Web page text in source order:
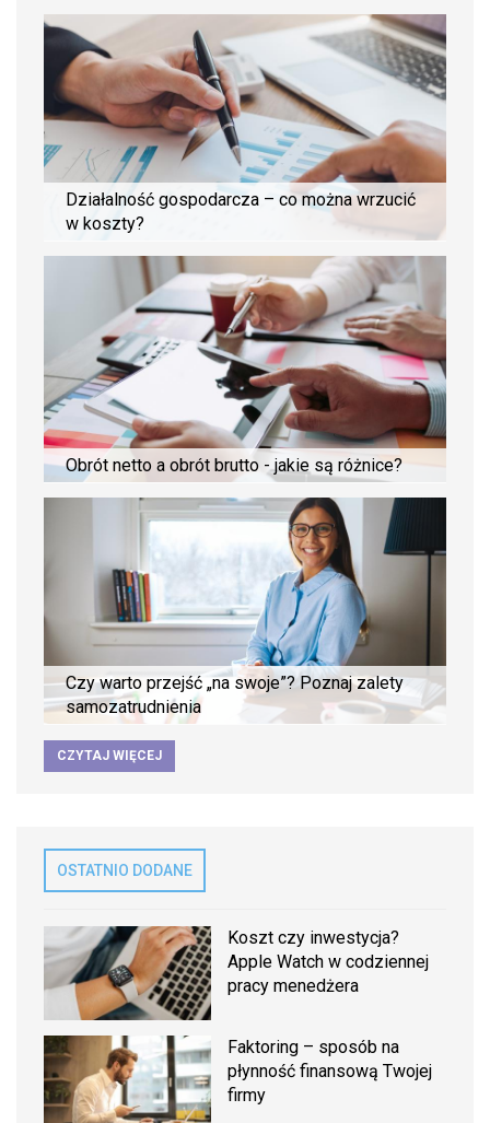
Działalność gospodarcza – co można wrzucić
w koszty?
Obrót netto a obrót brutto - jakie są różnice?
Czy warto przejść „na swoje”? Poznaj zalety
samozatrudnienia
CZYTAJ WIĘCEJ
OSTATNIO DODANE
Koszt czy inwestycja?
Apple Watch w codziennej
pracy menedżera
Faktoring – sposób na
płynność finansową Twojej
firmy